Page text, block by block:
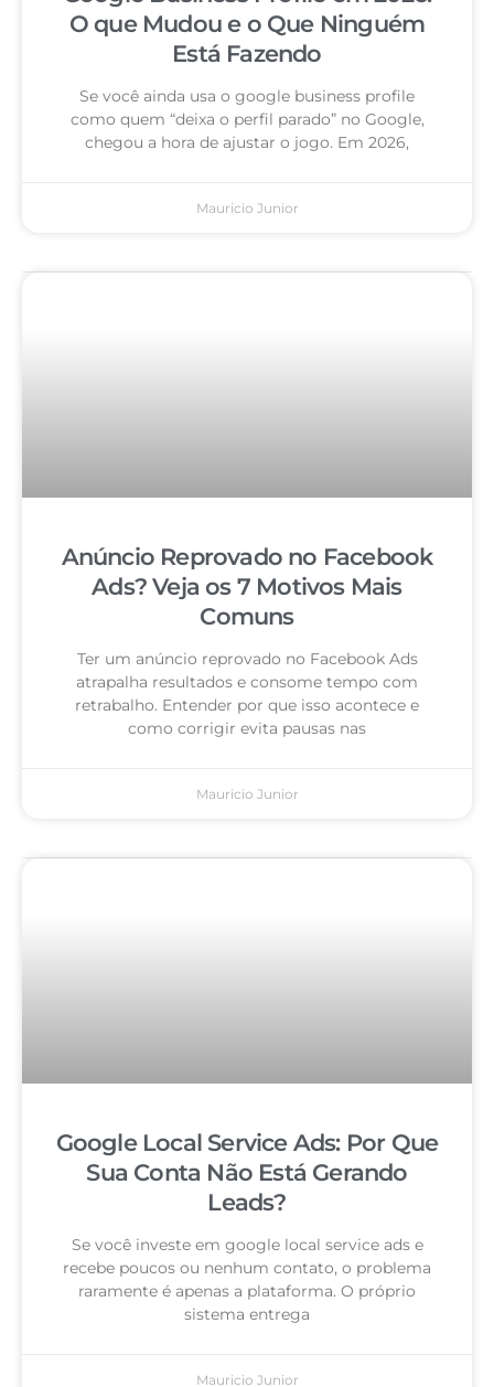
O que Mudou e o Que Ninguém
Está Fazendo
Se você ainda usa o google business profile
como quem “deixa o perfil parado” no Google,
chegou a hora de ajustar o jogo. Em 2026,
Mauricio Junior
Anúncio Reprovado no Facebook
Ads? Veja os 7 Motivos Mais
Comuns
Ter um anúncio reprovado no Facebook Ads
atrapalha resultados e consome tempo com
retrabalho. Entender por que isso acontece e
como corrigir evita pausas nas
Mauricio Junior
Google Local Service Ads: Por Que
Sua Conta Não Está Gerando
Leads?
Se você investe em google local service ads e
recebe poucos ou nenhum contato, o problema
raramente é apenas a plataforma. O próprio
sistema entrega
Mauricio Junior